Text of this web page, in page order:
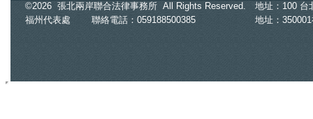
洗錢「美女律師」意外扯出慈濟疫苗
傷害」2醫師沒事護理師扛責
©2026 張北兩岸聯合法律事務所 All Rights Reserved. 地址：100 台
福州代表處
聯絡電話：059188500385 地址：350001